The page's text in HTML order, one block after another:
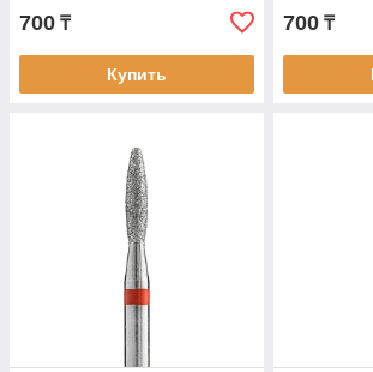
700 ₸
Купить
700 ₸